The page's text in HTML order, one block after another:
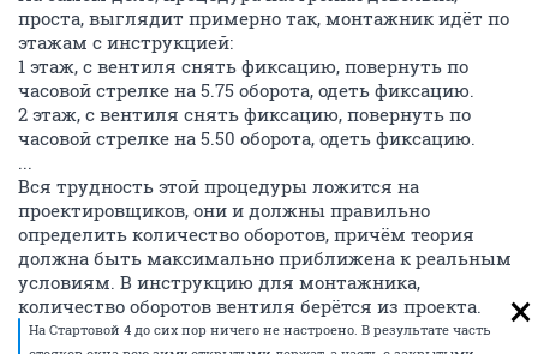
проста, выглядит примерно так, монтажник идёт по
этажам с инструкцией:
1 этаж, с вентиля снять фиксацию, повернуть по
часовой стрелке на 5.75 оборота, одеть фиксацию.
2 этаж, с вентиля снять фиксацию, повернуть по
часовой стрелке на 5.50 оборота, одеть фиксацию.
...
Вся трудность этой процедуры ложится на
проектировщиков, они и должны правильно
определить количество оборотов, причём теория
должна быть максимально приближена к реальным
условиям. В инструкцию для монтажника,
количество оборотов вентиля берётся из проекта.
На Стартовой 4 до сих пор ничего не настроено. В результате часть